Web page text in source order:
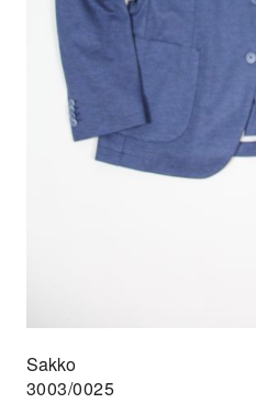
Sakko
3003/0025